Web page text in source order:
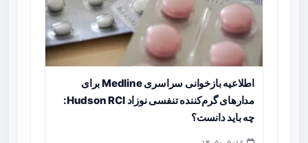
اطلاعیه بازخوانی سراسری Medline برای
مدارهای گرم‌کننده تنفسی نوزاد Hudson RCI:
چه باید دانست؟